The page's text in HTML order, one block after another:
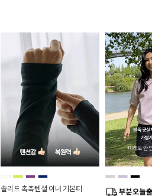
솔리드 촉촉텐셜 이너 기본티